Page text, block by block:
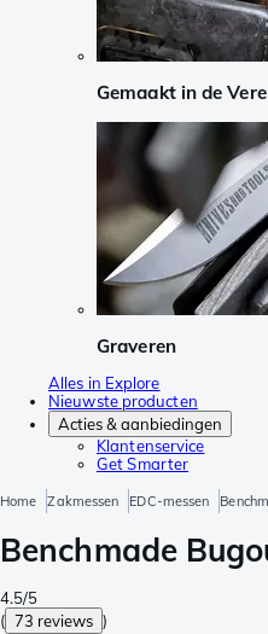
Gemaakt in de
Graveren
Alles in Explore
Nieuwste producten
Acties & aanbiedingen
Klantenservice
Get Smarter
Home Zakmessen EDC-messen
Benchmade
4.5/5
( 73 reviews )